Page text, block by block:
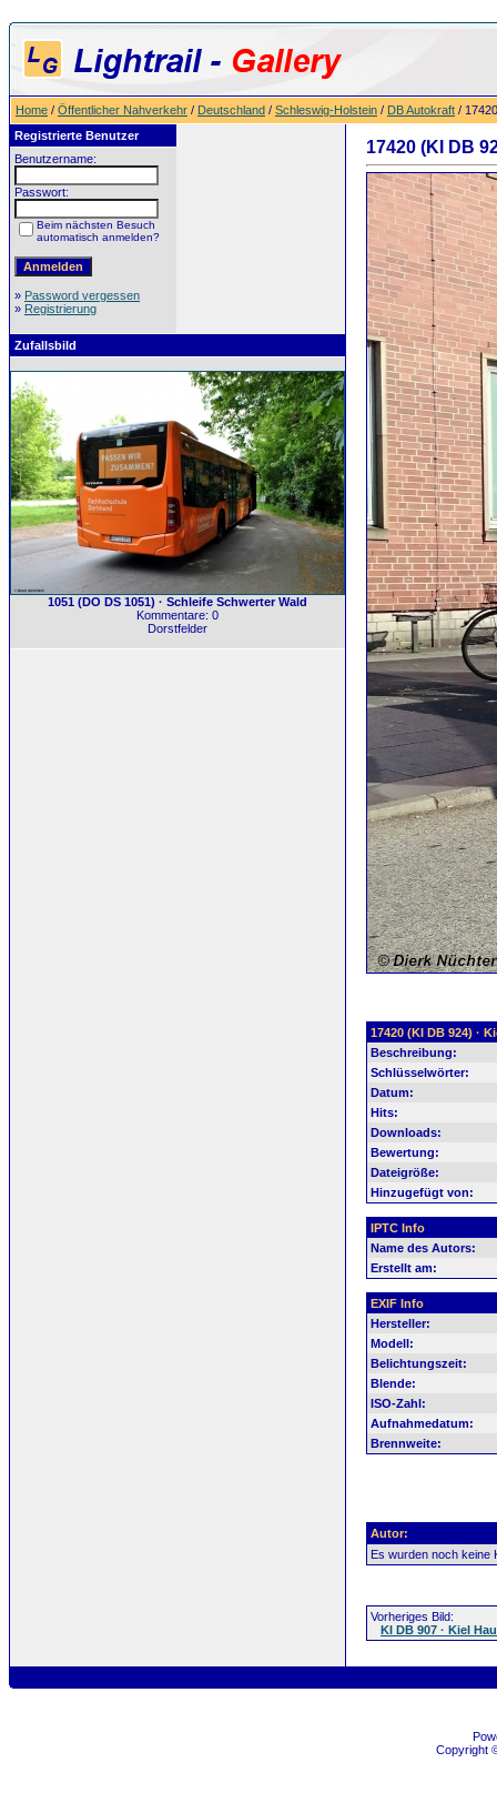
Home / Öffentlicher Nahverkehr / Deutschland / Schleswig-Holstein / DB Autokraft /
Registrierte Benutzer
Benutzername:
Passwort:
Beim nächsten Besuch
automatisch anmelden?
» Password vergessen
» Registrierung
Zufallsbild
1051 (DO DS 1051) · Schleife Schwerter Wald
Kommentare: 0
Dorstfelder
17420 (KI DB
17420 (KI DB 924) ·
Beschreibung:
Schlüsselwörter:
Datum:
Hits:
Downloads:
Bewertung:
Dateigröße:
Hinzugefügt von:
IPTC Info
Name des Autors:
Erstellt am:
EXIF Info
Hersteller:
Modell:
Belichtungszeit:
Blende:
ISO-Zahl:
Aufnahmedatum:
Brennweite:
Autor:
Es wurden noch keine
Vorheriges Bild:
KI DB 907 · Kiel
Copyright